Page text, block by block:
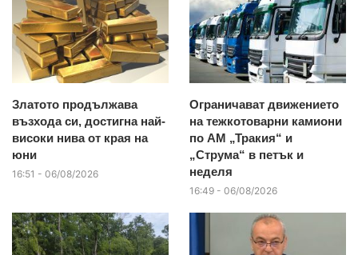
Златото продължава
възхода си, достигна най-
високи нива от края на
юни
16:51 - 06/08/2026
Ограничават движението
на тежкотоварни камиони
по АМ „Тракия“ и
„Струма“ в петък и
неделя
16:49 - 06/08/2026